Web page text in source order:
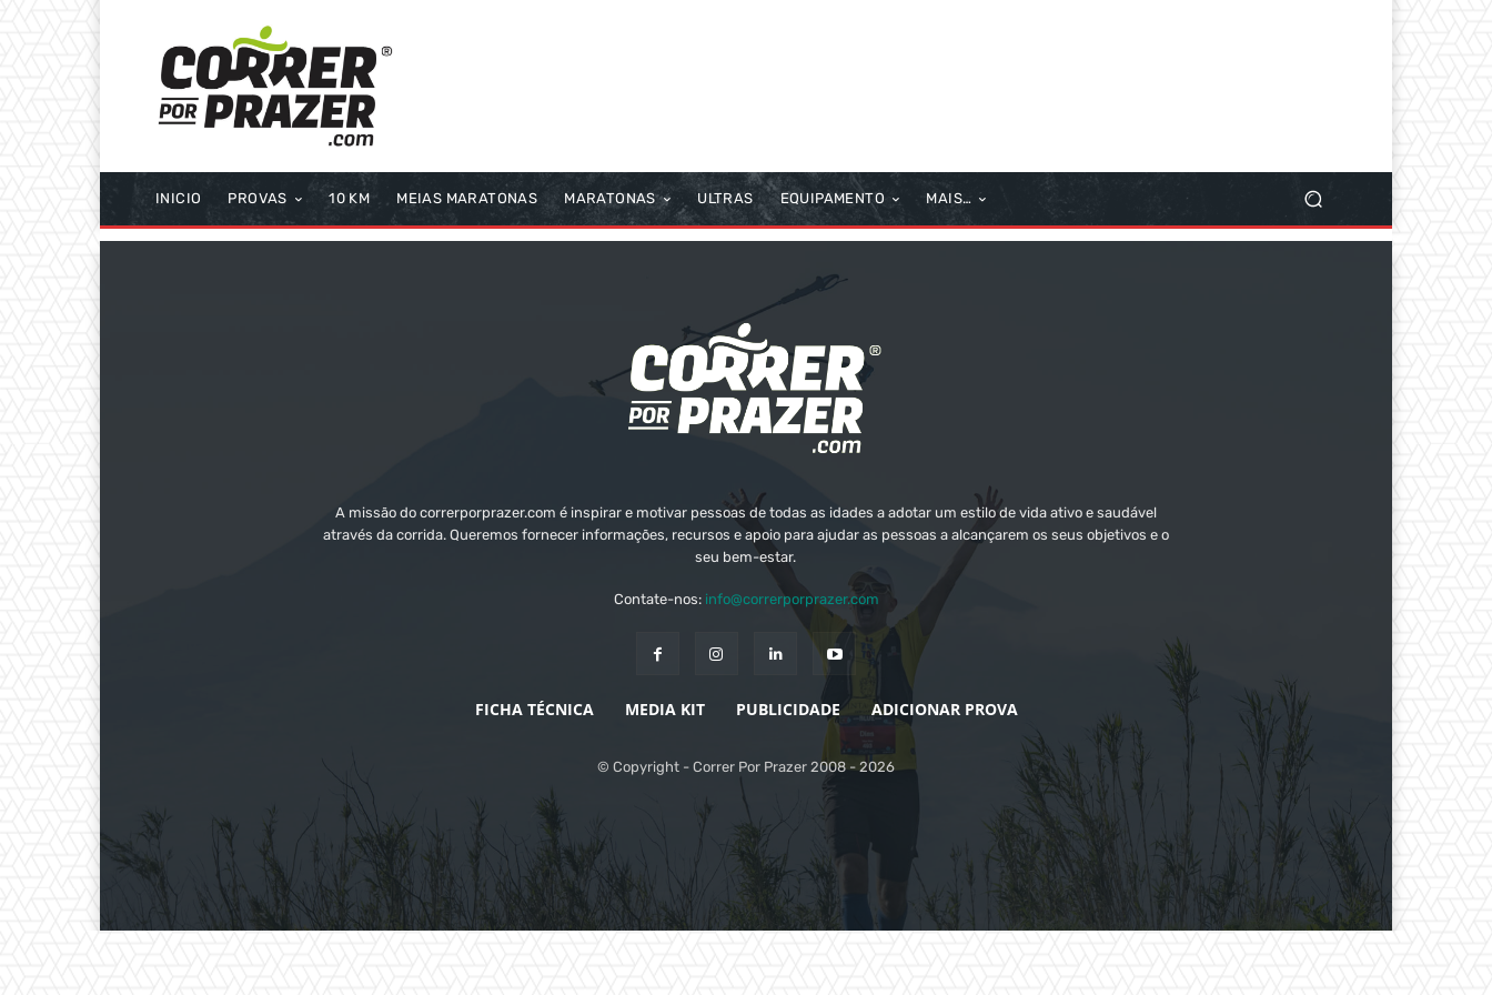
INICIO PROVAS 10 KM MEIAS MARATONAS MARATONAS ULTRAS EQUIPAMENTO MAIS…
A missão do correrporprazer.com é inspirar e motivar pessoas de todas as idades a adotar um estilo de vida ativo e saudável
através da corrida. Queremos fornecer informações, recursos e apoio para ajudar as pessoas a alcançarem os seus objetivos e o
seu bem-estar.
Contate-nos: info@correrporprazer.com
FICHA TÉCNICA MEDIA KIT PUBLICIDADE ADICIONAR PROVA
© Copyright - Correr Por Prazer 2008 - 2026